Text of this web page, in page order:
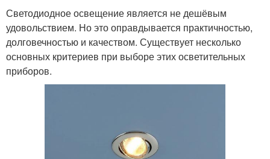
Светодиодное освещение является не дешёвым
удовольствием. Но это оправдывается практичностью,
долговечностью и качеством. Существует несколько
основных критериев при выборе этих осветительных
приборов.